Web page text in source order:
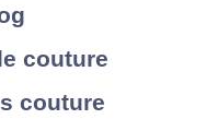
couture
couture